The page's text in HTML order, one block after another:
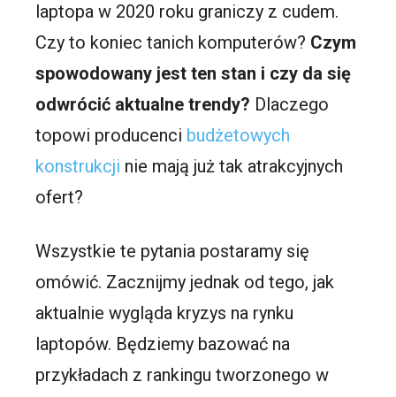
laptopa w 2020 roku graniczy z cudem.
Czy to koniec tanich komputerów? Czym
spowodowany jest ten stan i czy da się
odwrócić aktualne trendy? Dlaczego
topowi producenci budżetowych
konstrukcji nie mają już tak atrakcyjnych
ofert?
Wszystkie te pytania postaramy się
omówić. Zacznijmy jednak od tego, jak
aktualnie wygląda kryzys na rynku
laptopów. Będziemy bazować na
przykładach z rankingu tworzonego w